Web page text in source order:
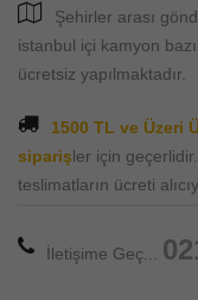
Şehirler arası
istanbul içi kamyon
ücretsiz yapılmaktadır.
1500 TL ve Üzeri
siparişler için
teslimatların ücreti
İletişime Geç...